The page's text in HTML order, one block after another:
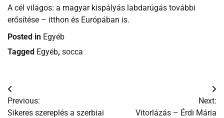
A cél világos: a magyar kispályás labdarúgás további
erősítése – itthon és Európában is.
Posted in Egyéb
Tagged Egyéb, socca
Bejegyzés
navigáció
Previous:
Sikeres szereplés a szerbiai
Next:
Vitorlázás – Érdi Mária